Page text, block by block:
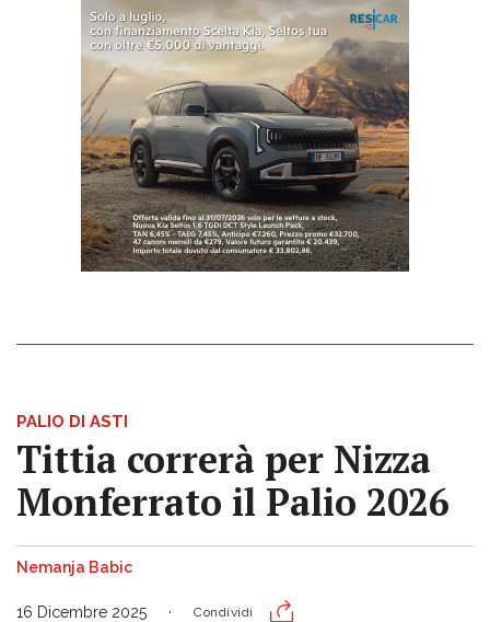
PALIO DI ASTI
Tittia correrà per Nizza
Monferrato il Palio 2026
Nemanja Babic
16 Dicembre 2025 Condividi